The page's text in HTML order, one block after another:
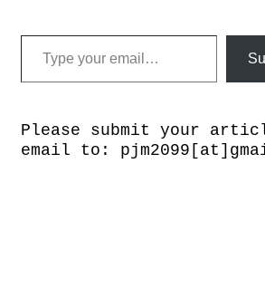
Type your email…
Please submit your
email to: